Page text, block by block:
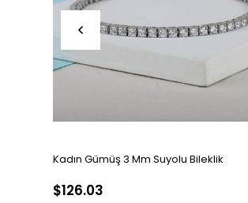
Kadın Gümüş 3 Mm Suyolu Bileklik
$126.03